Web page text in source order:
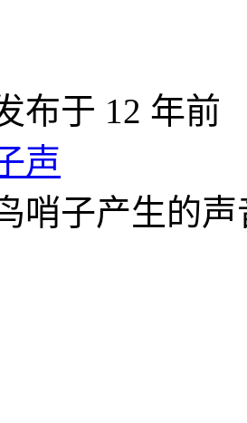
布于 12 年前
声
哨子产生的声